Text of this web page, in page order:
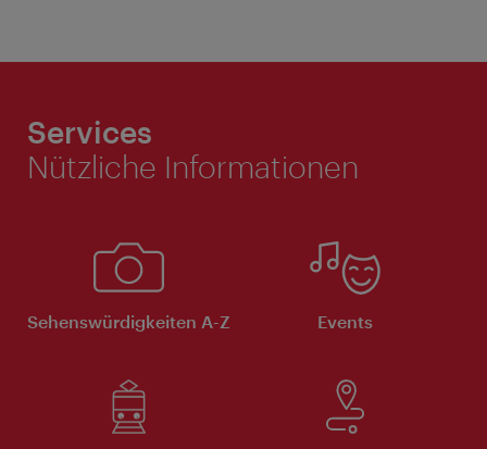
Services
Nützliche Informationen
Sehenswürdigkeiten A-Z Events